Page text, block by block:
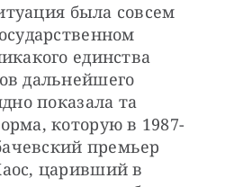
была совсем
единства
дальнейшего
показала та
которую в 1987-
премьер
царивший в